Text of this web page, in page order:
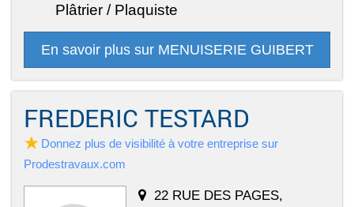
Plâtrier / Plaquiste
En savoir plus sur MENUISERIE GUIBERT
FREDERIC TESTARD
Donnez plus de visibilité à votre entreprise sur
Prodestravaux.com
22 RUE DES PAGES,